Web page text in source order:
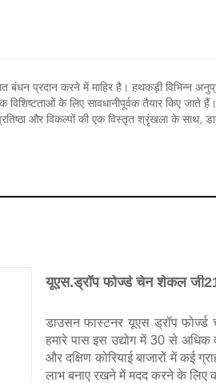
प्रदान करने में माहिर है। हथकड़ी विभिन्न
के लिए सावधानीपूर्वक तैयार किए जाते
और विकल्पों की एक विस्तृत श्रृंखला के साथ,
यूएस.ड्रॉप फोर्ज्ड चेन शेकल
डाउसन फास्टनर यूएस ड्रॉप फोर्ज्ड
हमारे पास इस उद्योग में 30 से अधिक
और दक्षिण कोरियाई बाजारों में कई
लाभ बनाए रखने में मदद करने के लिए